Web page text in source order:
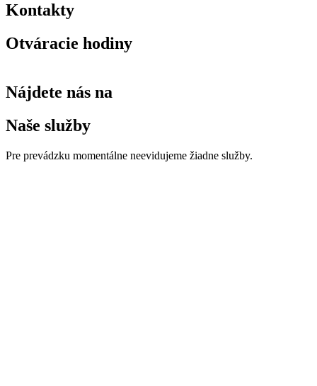
Kontakty
Otváracie hodiny
Nájdete nás na
Naše služby
Pre prevádzku momentálne neevidujeme žiadne služby.